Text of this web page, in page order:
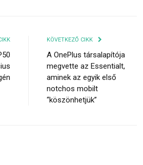
KÖVETKEZŐ CIKK
A OnePlus társalapítója
megvette az Essentialt,
aminek az egyik első
notchos mobilt
“köszönhetjük”